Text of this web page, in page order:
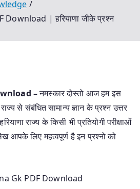
| हरियाणा जीके प्रश्न
–नमस्कार दोस्तो आज हम इस
से संबंधित सामान्य ज्ञान के प्रश्न उत्तर
राज्य के किसी भी प्रतियोगी परीक्षाओं
आपके लिए महत्वपूर्ण है इन प्रश्नो को